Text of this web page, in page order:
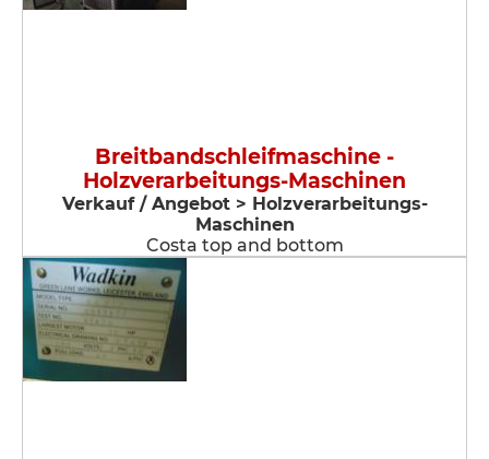
Breitbandschleifmaschine -
Holzverarbeitungs-Maschinen
Verkauf / Angebot > Holzverarbeitungs-
Maschinen
Costa top and bottom